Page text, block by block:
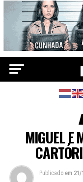
MIGUEL E
Publicado em 21/